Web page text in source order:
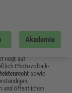
Akademie
Fachwissen aus dem
liegt auf
Photovoltaik-
sowie
und öffentlichen